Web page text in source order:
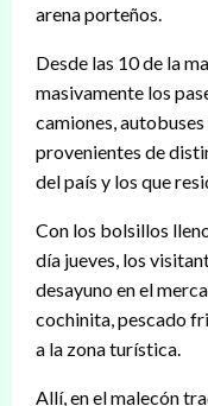
arena porteños.
Desde las 10 de la
masivamente los
camiones,
provenientes de
del país y los que
Con los bolsillos
día jueves, los
desayuno en el
cochinita, pescado
a la zona turística.
Allí, en el malecón